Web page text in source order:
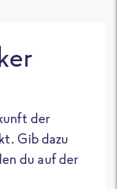
der
Gib dazu
du auf der